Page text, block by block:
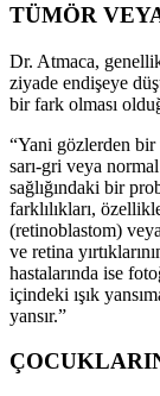
TÜMÖR
Dr. Atmaca,
ziyade endişeye
bir fark olması
“Yani gözlerden bir
sarı-gri veya
sağlığındaki bir
farklılıkları,
(retinoblastom)
ve retina
hastalarında ise
içindeki ışık
yansır.”